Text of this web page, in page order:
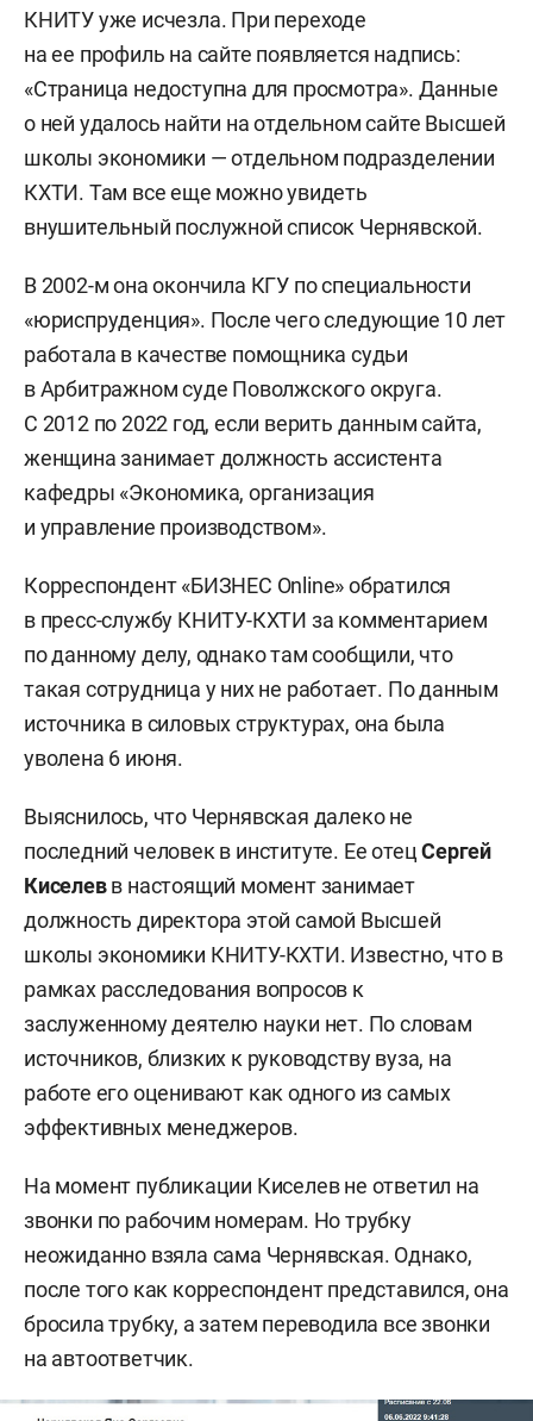
КНИТУ уже исчезла. При переходе
на ее профиль на сайте появляется надпись:
«Страница недоступна для просмотра». Данные
о ней удалось найти на отдельном сайте Высшей
школы экономики — отдельном подразделении
КХТИ. Там все еще можно увидеть
внушительный послужной список Чернявской.
В 2002-м она окончила КГУ по специальности
«юриспруденция». После чего следующие 10 лет
работала в качестве помощника судьи
в Арбитражном суде Поволжского округа.
С 2012 по 2022 год, если верить данным сайта,
женщина занимает должность ассистента
кафедры «Экономика, организация
и управление производством».
Корреспондент «БИЗНЕС Online» обратился
в пресс-службу КНИТУ-КХТИ за комментарием
по данному делу, однако там сообщили, что
такая сотрудница у них не работает. По данным
источника в силовых структурах, она была
уволена 6 июня.
Выяснилось, что Чернявская далеко не
последний человек в институте. Ее отецСергей
Киселевв настоящий момент занимает
должность директора этой самой Высшей
школы экономики КНИТУ-КХТИ. Известно, что в
рамках расследования вопросов к
заслуженному деятелю науки нет. По словам
источников, близких к руководству вуза, на
работе его оценивают как одного из самых
эффективных менеджеров.
На момент публикации Киселев не ответил на
звонки по рабочим номерам. Но трубку
неожиданно взяла сама Чернявская. Однако,
после того как корреспондент представился, она
бросила трубку, а затем переводила все звонки
на автоответчик.